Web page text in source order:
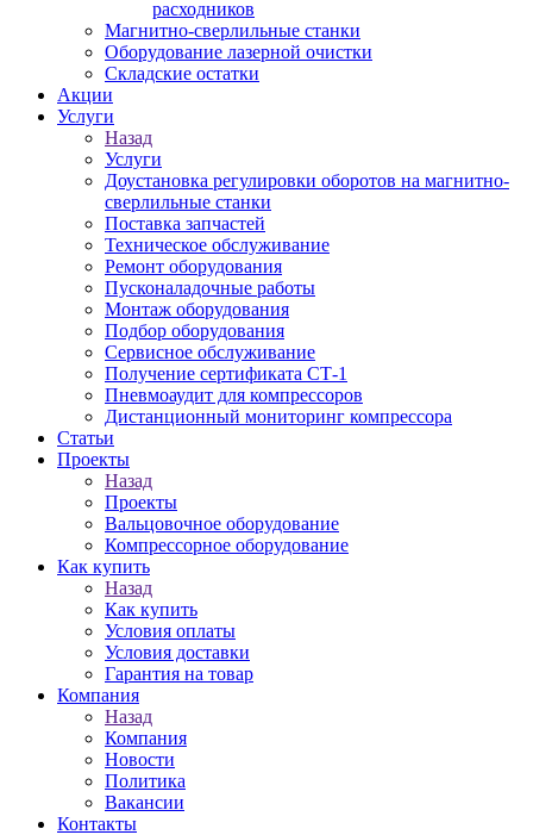
расходников
Магнитно-сверлильные станки
Оборудование лазерной очистки
Складские остатки
Акции
Услуги
Назад
Услуги
Доустановка регулировки оборотов на магнитно-
сверлильные станки
Поставка запчастей
Техническое обслуживание
Ремонт оборудования
Пусконаладочные работы
Монтаж оборудования
Подбор оборудования
Сервисное обслуживание
Получение сертификата СТ-1
Пневмоаудит для компрессоров
Дистанционный мониторинг компрессора
Статьи
Проекты
Назад
Проекты
Вальцовочное оборудование
Компрессорное оборудование
Как купить
Назад
Как купить
Условия оплаты
Условия доставки
Гарантия на товар
Компания
Назад
Компания
Новости
Политика
Вакансии
Контакты